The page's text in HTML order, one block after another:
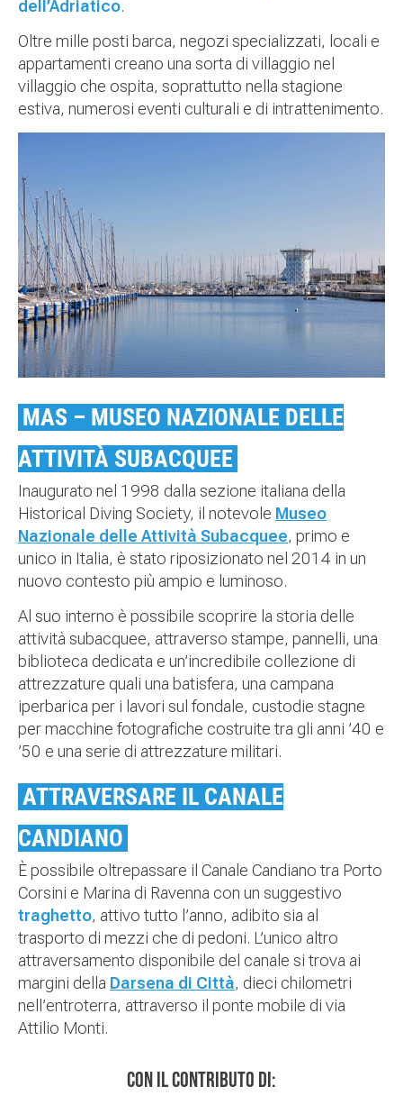
dell’Adriatico.
Oltre mille posti barca, negozi specializzati, locali e
appartamenti creano una sorta di villaggio nel
villaggio che ospita, soprattutto nella stagione
estiva, numerosi eventi culturali e di intrattenimento.
MAS – MUSEO NAZIONALE DELLE
ATTIVITÀ SUBACQUEE
Inaugurato nel 1998 dalla sezione italiana della
Historical Diving Society, il notevole Museo
Nazionale delle Attività Subacquee, primo e
unico in Italia, è stato riposizionato nel 2014 in un
nuovo contesto più ampio e luminoso.
Al suo interno è possibile scoprire la storia delle
attività subacquee, attraverso stampe, pannelli, una
biblioteca dedicata e un’incredibile collezione di
attrezzature quali una batisfera, una campana
iperbarica per i lavori sul fondale, custodie stagne
per macchine fotografiche costruite tra gli anni ’40 e
’50 e una serie di attrezzature militari.
ATTRAVERSARE IL CANALE
CANDIANO
È possibile oltrepassare il Canale Candiano tra Porto
Corsini e Marina di Ravenna con un suggestivo
traghetto, attivo tutto l’anno, adibito sia al
trasporto di mezzi che di pedoni. L’unico altro
attraversamento disponibile del canale si trova ai
margini della Darsena di Città, dieci chilometri
nell’entroterra, attraverso il ponte mobile di via
Attilio Monti.
Con il contributo di: